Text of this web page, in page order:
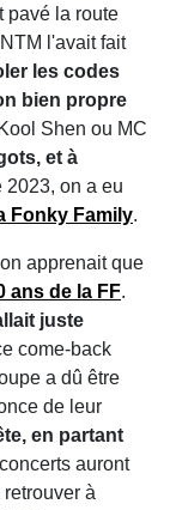
pavé la route
l'avait fait
les codes
bien propre
Shen ou MC
et à
2023, on a eu
Fonky Family.
apprenait que
ans de la FF.
juste
come-back
a dû être
de leur
en partant
auront
à